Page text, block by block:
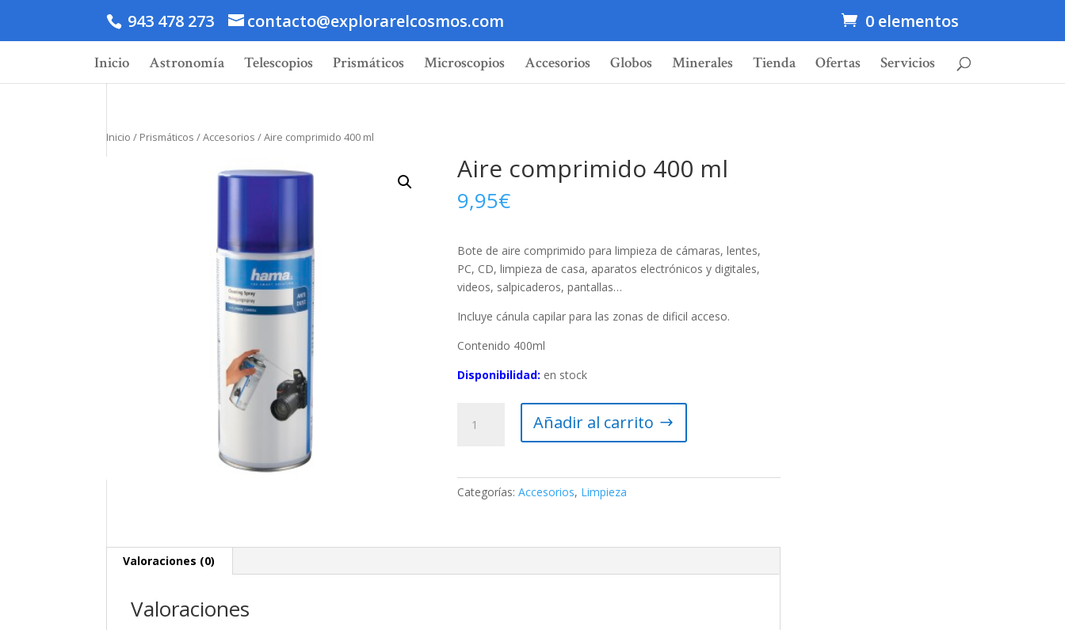
943 478 273 contacto@explorarelcosmos.com 0 elementos
Inicio Astronomía Telescopios Prismáticos Microscopios Accesorios Globos Minerales Tienda Ofertas Servicios
Inicio / Prismáticos /Accesorios / Aire comprimido 400 ml
Aire comprimido 400 ml
9,95€
Bote de aire comprimido para limpieza de cámaras, lentes,
PC, CD, limpieza de casa, aparatos electrónicos y digitales,
videos, salpicaderos, pantallas…
Incluye cánula capilar para las zonas de dificil acceso.
Contenido 400ml
Disponibilidad: en stock
comprimido
cantidad
Añadir al carrito
Categorías: Accesorios, Limpieza
Valoraciones (0)
Valoraciones